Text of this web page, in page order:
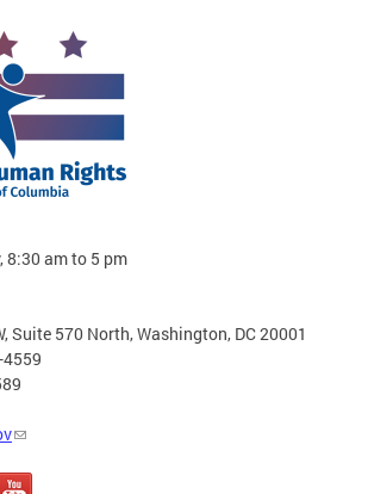
8:30 am to 5 pm
Suite 570 North, Washington, DC 20001